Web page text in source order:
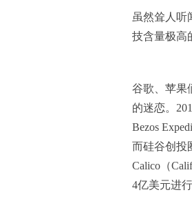
虽然耸人听
技含量极高
谷歌、苹果
的迷恋。
Bezos
而硅谷创投
Calico（
4亿美元进